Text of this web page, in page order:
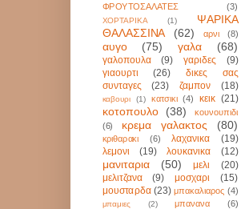
ΦΡΟΥΤΟΣΑΛΑΤΕΣ (3)
ΧΟΡΤΑΡΙΚΑ (1)
ΨΑΡΙΚΑ
ΘΑΛΑΣΣΙΝΑ
(62) αρνι (8)
αυγο (75) γαλα (68)
γαλοπουλα (9) γαριδες
(9)
γιαουρτι
(26)
δικες σας
συνταγες
(23) ζαμπον (18)
καβουρι (1) κατσικι (4) κεικ (21)
κοτοπουλο (38)
κουνουπιδι
(6)
κρεμα γαλακτος (80)
κριθαρακι (6) λαχανικα
(19)
λεμονι
(19) λουκανικα (12)
μανιταρια (50) μελι
(20)
μελιτζανα
(9) μοσχαρι
(15)
μουσταρδα (23) μπακαλιαρος (4)
μπαμιες (2) μπανανα (6)